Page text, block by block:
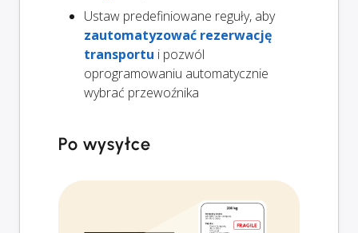
Ustaw predefiniowane reguły, aby
zautomatyzować rezerwację
transportu i pozwól
oprogramowaniu automatycznie
wybrać przewoźnika
Po wysyłce